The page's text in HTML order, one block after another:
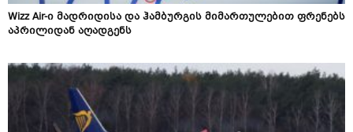
Wizz Air-ი მადრიდისა და ჰამბურგის მიმართულებით ფრენებს
აპრილიდან აღადგენს